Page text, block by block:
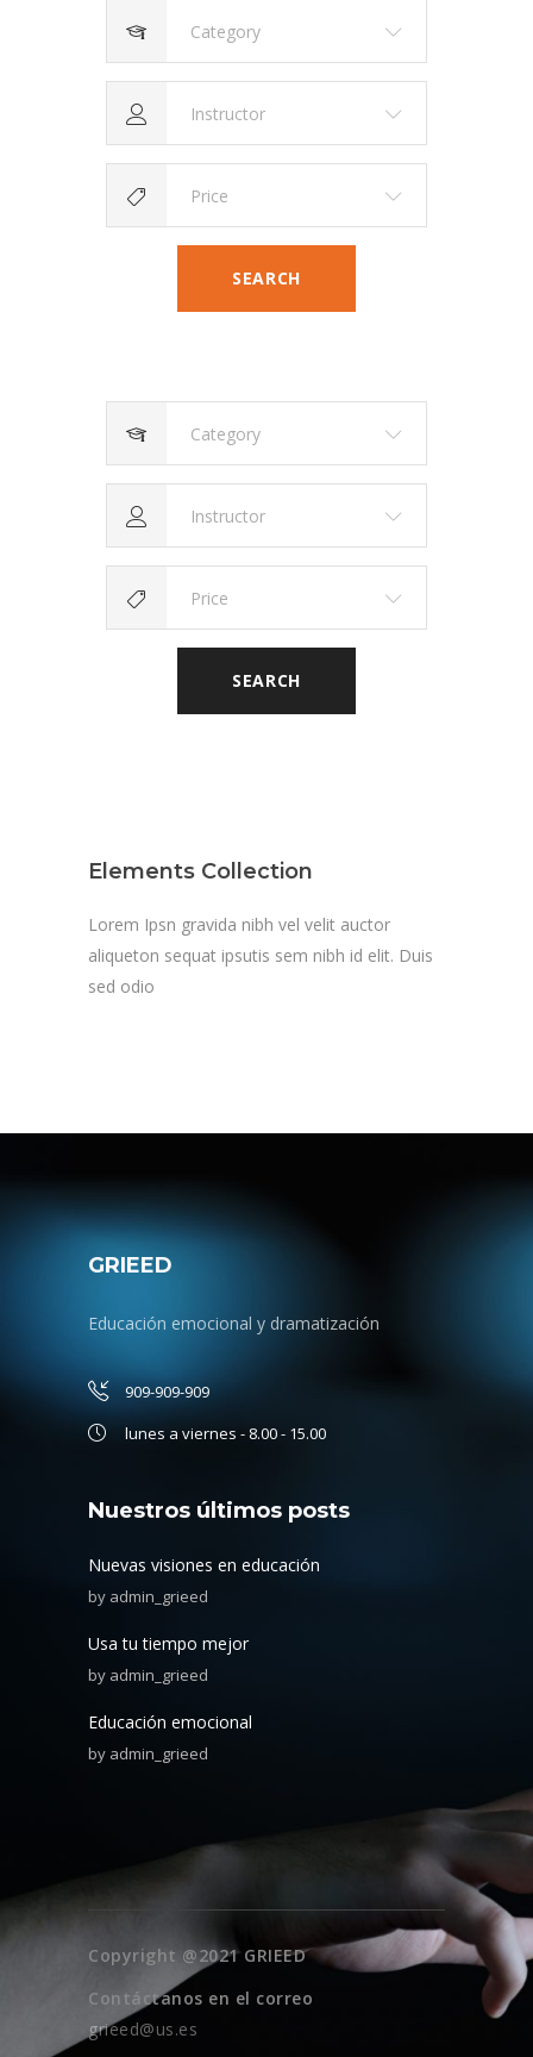
Category
Instructor
Price
SEARCH
Category
Instructor
Price
SEARCH
Elements Collection
Lorem Ipsn gravida nibh vel velit auctor
aliqueton sequat ipsutis sem nibh id elit. Duis
sed odio
GRIEED
Educación emocional y dramatización
909-909-909
lunes a viernes - 8.00 - 15.00
Nuestros últimos posts
Nuevas visiones en educación
by admin_grieed
Usa tu tiempo mejor
by admin_grieed
Educación emocional
by admin_grieed
Copyright @2021 GRIEED
Contáctanos en el correo
grieed@us.es